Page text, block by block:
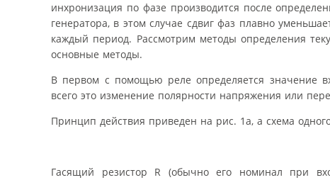
инхронизация по фазе производится после
генератора, в этом случае сдвиг фаз плавно
каждый период. Рассмотрим методы определения
основные методы.
В первом с помощью реле определяется значение
всего это изменение полярности напряжения или
Принцип действия приведен на рис. 1а, а схема
Гасящий резистор R (обычно его номинал при